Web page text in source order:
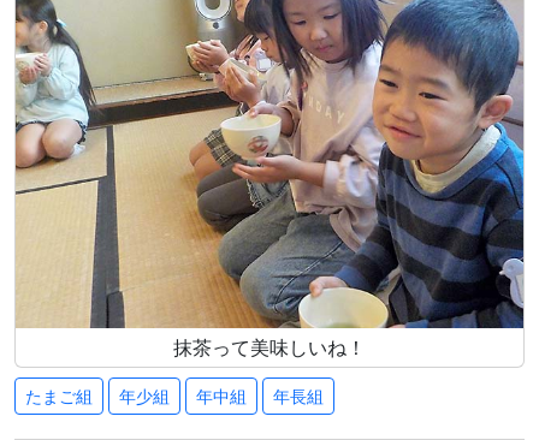
抹茶って美味しいね！
たまご組 年少組 年中組 年長組